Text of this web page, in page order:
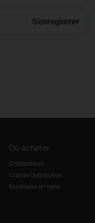
S'enregistrer
Où acheter
Distributeurs
Grande Distribution
Boutiques en ligne